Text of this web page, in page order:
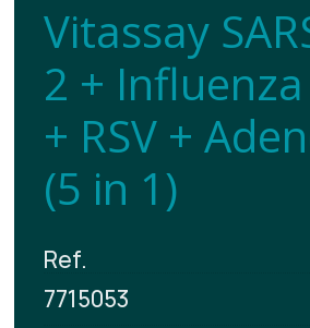
Vitassay
2 + Influenza
+ RSV +
(5 in 1)
Ref.
7715053